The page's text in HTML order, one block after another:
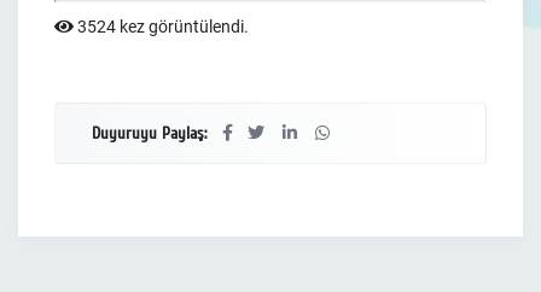
3524 kez görüntülendi.
Duyuruyu Paylaş: